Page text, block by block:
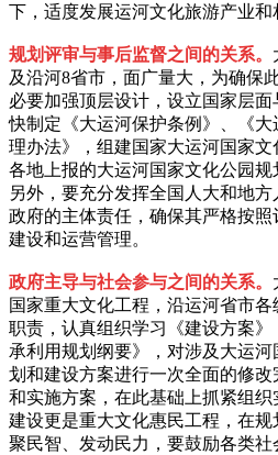
下，适度发展运河文化旅游产业和
规划评审与事后监督之间的关系。
及沿河8省市，面广量大，为确保
必要加强顶层设计，设立国家层
快制定《大运河保护条例》、《
理办法》，组建国家大运河国家
各地上报的大运河国家文化公园规
另外，要充分发挥全国人大和地
政府的主体责任，确保其严格按
建设和运营管理。
政府主导与社会参与之间的关系。
国家重大文化工程，沿运河省市
职责，认真组织学习《建设方案
承利用规划纲要》，对涉及大运
划和建设方案进行一次全面的修改
和实施方案，在此基础上抓紧组
建设更是重大文化惠民工程，在
聚民智、发动民力，要鼓励各类